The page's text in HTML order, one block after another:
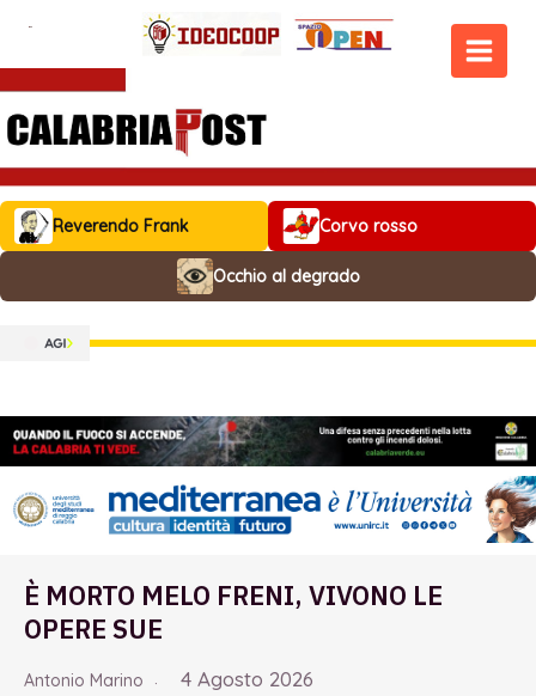
contenuto
MAIN
Reverendo Frank Corvo rosso
Occhio al degrado
È MORTO MELO FRENI, VIVONO LE
OPERE SUE
Antonio Marino 4 Agosto 2026